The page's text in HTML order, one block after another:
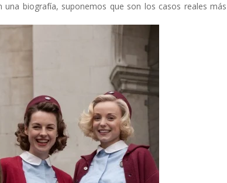
una biografía, suponemos que son los casos reales más